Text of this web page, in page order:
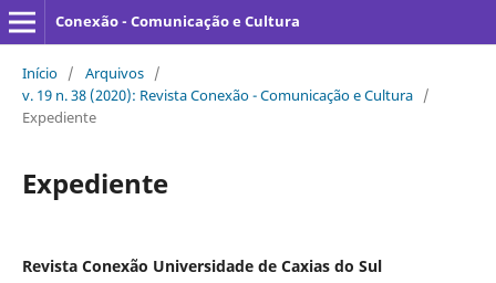
Conexão - Comunicação e Cultura
Início / Arquivos /
v. 19 n. 38 (2020): Revista Conexão - Comunicação e Cultura /
Expediente
Expediente
Revista Conexão Universidade de Caxias do Sul